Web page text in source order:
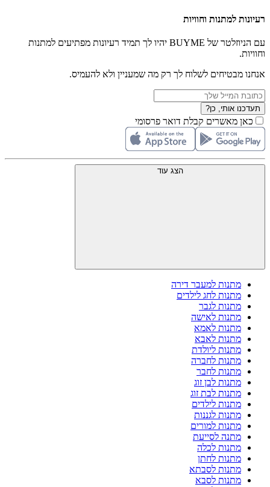
רעיונות למתנות וחוויות
עם הניוזלטר של BUYME יהיו לך תמיד רעיונות מפתיעים למתנות
וחוויות.
אנחנו מבטיחים לשלוח לך רק מה שמעניין ולא להעמיס.
תעדכנו אותי, כן?
כאן מאשרים קבלת דואר פרסומי
הצג עוד
מתנות למעבר דירה
מתנות לחג לילדים
מתנות לגבר
מתנות לאישה
מתנות לאמא
מתנות לאבא
מתנות ליולדת
מתנות לחברה
מתנות לחבר
מתנות לבן זוג
מתנות לבת זוג
מתנות לילדים
מתנות לגננות
מתנות למורים
מתנה לסייעת
מתנות לכלה
מתנות לחתן
מתנות לסבתא
מתנות לסבא